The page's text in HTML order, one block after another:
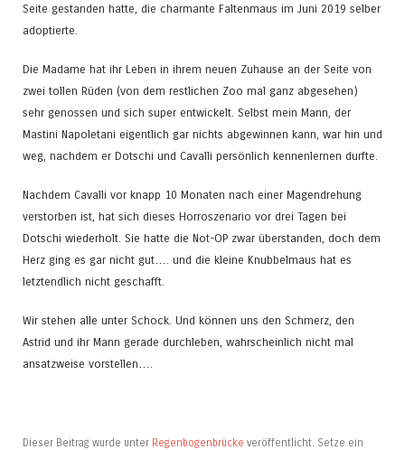
Seite gestanden hatte, die charmante Faltenmaus im Juni 2019 selber
adoptierte.
Die Madame hat ihr Leben in ihrem neuen Zuhause an der Seite von
zwei tollen Rüden (von dem restlichen Zoo mal ganz abgesehen)
sehr genossen und sich super entwickelt. Selbst mein Mann, der
Mastini Napoletani eigentlich gar nichts abgewinnen kann, war hin und
weg, nachdem er Dotschi und Cavalli persönlich kennenlernen durfte.
Nachdem Cavalli vor knapp 10 Monaten nach einer Magendrehung
verstorben ist, hat sich dieses Horroszenario vor drei Tagen bei
Dotschi wiederholt. Sie hatte die Not-OP zwar überstanden, doch dem
Herz ging es gar nicht gut…. und die kleine Knubbelmaus hat es
letztendlich nicht geschafft.
Wir stehen alle unter Schock. Und können uns den Schmerz, den
Astrid und ihr Mann gerade durchleben, wahrscheinlich nicht mal
ansatzweise vorstellen….
Dieser Beitrag wurde unter Regenbogenbrücke veröffentlicht. Setze ein